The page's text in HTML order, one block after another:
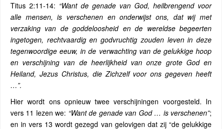
Titus 2:11-14: “Want de genade van God, heilbrengend voor
alle mensen, is verschenen en onderwijst ons, dat wij met
verzaking van de goddeloosheid en de wereldse begeerten
ingetogen, rechtvaardig en godvruchtig zouden leven in deze
tegenwoordige eeuw, in de verwachting van de gelukkige hoop
en verschijning van de heerlijkheid van onze grote God en
Heiland, Jezus Christus, die Zichzelf voor ons gegeven heeft
…”.
Hier wordt ons opnieuw twee verschijningen voorgesteld. In
vers 11 lezen we: “Want de genade van God … is verschenen”;
en in vers 13 wordt gezegd van gelovigen dat zij “de gelukkige